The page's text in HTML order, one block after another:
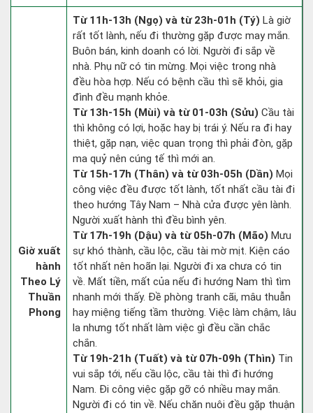
Giờ xuất
hành
Theo Lý
Thuần
Phong
Từ 11h-13h (Ngọ) và từ 23h-01h (Tý) Là giờ
rất tốt lành, nếu đi thường gặp được may mắn.
Buôn bán, kinh doanh có lời. Người đi sắp về
nhà. Phụ nữ có tin mừng. Mọi việc trong nhà
đều hòa hợp. Nếu có bệnh cầu thì sẽ khỏi, gia
đình đều mạnh khỏe.
Từ 13h-15h (Mùi) và từ 01-03h (Sửu) Cầu tài
thì không có lợi, hoặc hay bị trái ý. Nếu ra đi hay
thiệt, gặp nạn, việc quan trọng thì phải đòn, gặp
ma quỷ nên cúng tế thì mới an.
Từ 15h-17h (Thân) và từ 03h-05h (Dần) Mọi
công việc đều được tốt lành, tốt nhất cầu tài đi
theo hướng Tây Nam – Nhà cửa được yên lành.
Người xuất hành thì đều bình yên.
Từ 17h-19h (Dậu) và từ 05h-07h (Mão) Mưu
sự khó thành, cầu lộc, cầu tài mờ mịt. Kiện cáo
tốt nhất nên hoãn lại. Người đi xa chưa có tin
về. Mất tiền, mất của nếu đi hướng Nam thì tìm
nhanh mới thấy. Đề phòng tranh cãi, mâu thuẫn
hay miệng tiếng tầm thường. Việc làm chậm, lâu
la nhưng tốt nhất làm việc gì đều cần chắc
chắn.
Từ 19h-21h (Tuất) và từ 07h-09h (Thìn) Tin
vui sắp tới, nếu cầu lộc, cầu tài thì đi hướng
Nam. Đi công việc gặp gỡ có nhiều may mắn.
Người đi có tin về. Nếu chăn nuôi đều gặp thuận